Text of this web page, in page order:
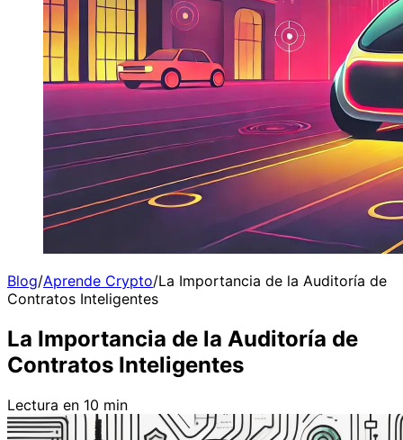
Blog/Aprende Crypto/La Importancia de la Auditoría de
Contratos Inteligentes
La Importancia de la Auditoría de
Contratos Inteligentes
Lectura en 10 min